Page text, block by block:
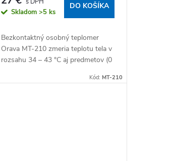
Skladom >5 ks
DO KOŠÍKA
Bezkontaktný osobný teplomer
Orava MT-210 zmeria teplotu tela v
rozsahu 34 – 43 °C aj predmetov (0
zobrazí na LED...
Kód: MT-210